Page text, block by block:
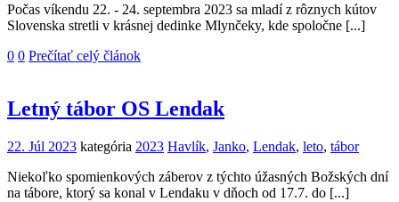
Počas víkendu 22. - 24. septembra 2023 sa mladí z rôznych kútov
Slovenska stretli v krásnej dedinke Mlynčeky, kde spoločne [...]
0 0 Prečítať celý článok
Letný tábor OS Lendak
22. Júl 2023 kategória 2023 Havlík, Janko, Lendak, leto, tábor
Niekoľko spomienkových záberov z týchto úžasných Božských dní
na tábore, ktorý sa konal v Lendaku v dňoch od 17.7. do [...]